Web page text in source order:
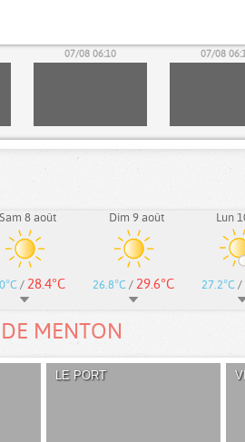
07/08 06:10 07/08
Sam 8 août
/ 28.4°C
Dim 9 août
26.8°C / 29.6°C
Lun
27.2°C /
MENTON
LE PORT